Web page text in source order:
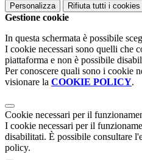
Personalizza Rifiuta tutti i cookies
Gestione cookie
In questa schermata è possibile
I cookie necessari sono quelli che
piattaforma e non è possibile
Per conoscere quali sono i cookie
visionare la COOKIE POLICY.
Cookie necessari per il
I cookie necessari per il
disabilitati. È possibile consultare
policy.